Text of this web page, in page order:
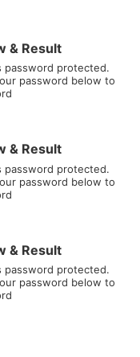
& Result
password protected.
password below to
& Result
password protected.
password below to
& Result
password protected.
password below to